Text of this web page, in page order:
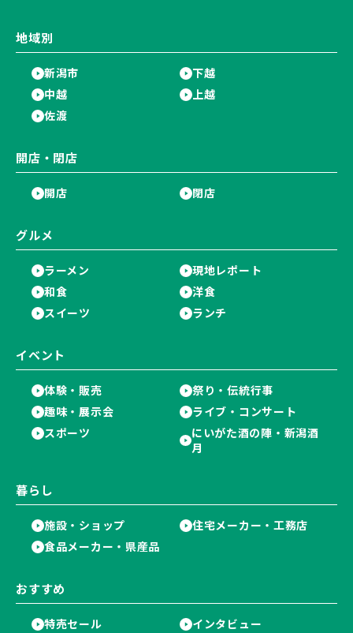
地域別
新潟市
下越
中越
上越
佐渡
開店・閉店
開店 閉店
グルメ
ラーメン
現地レポート
和食
洋食
スイーツ
ランチ
イベント
体験・販売
祭り・伝統行事
趣味・展示会
ライブ・コンサート
スポーツ
にいがた酒の陣・新潟酒
月
暮らし
施設・ショップ
住宅メーカー・工務店
食品メーカー・県産品
おすすめ
特売セール
インタビュー